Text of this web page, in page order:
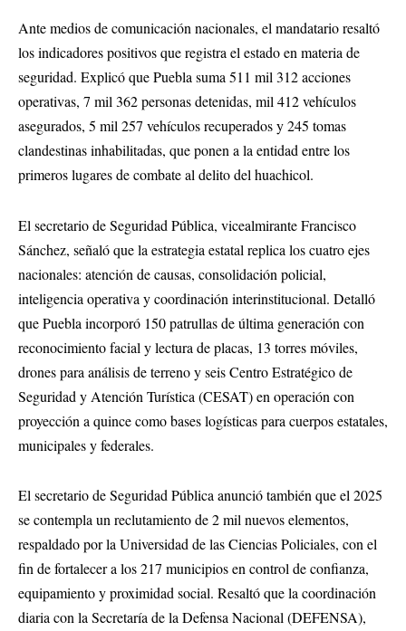
Ante medios de comunicación nacionales, el mandatario resaltó
los indicadores positivos que registra el estado en materia de
seguridad. Explicó que Puebla suma 511 mil 312 acciones
operativas, 7 mil 362 personas detenidas, mil 412 vehículos
asegurados, 5 mil 257 vehículos recuperados y 245 tomas
clandestinas inhabilitadas, que ponen a la entidad entre los
primeros lugares de combate al delito del huachicol.
El secretario de Seguridad Pública, vicealmirante Francisco
Sánchez, señaló que la estrategia estatal replica los cuatro ejes
nacionales: atención de causas, consolidación policial,
inteligencia operativa y coordinación interinstitucional. Detalló
que Puebla incorporó 150 patrullas de última generación con
reconocimiento facial y lectura de placas, 13 torres móviles,
drones para análisis de terreno y seis Centro Estratégico de
Seguridad y Atención Turística (CESAT) en operación con
proyección a quince como bases logísticas para cuerpos estatales,
municipales y federales.
El secretario de Seguridad Pública anunció también que el 2025
se contempla un reclutamiento de 2 mil nuevos elementos,
respaldado por la Universidad de las Ciencias Policiales, con el
fin de fortalecer a los 217 municipios en control de confianza,
equipamiento y proximidad social. Resaltó que la coordinación
diaria con la Secretaría de la Defensa Nacional (DEFENSA),